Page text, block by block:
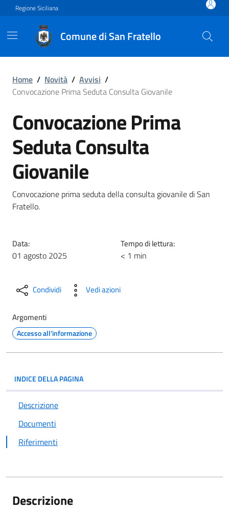
Vai ai contenuti
Vai al footer
Regione Siciliana
Comune di San Fratello
Convocazione Prima
Home / Novità / Avvisi /
Convocazione Prima Seduta Consulta Giovanile
Convocazione Prima
Seduta Consulta
Giovanile
Convocazione prima seduta della consulta giovanile di San
Fratello.
Data:
01 agosto 2025
Tempo di lettura:
< 1 min
Condividi Vedi azioni
Argomenti
Accesso all'informazione
INDICE DELLA PAGINA
Descrizione
Documenti
Riferimenti
Descrizione